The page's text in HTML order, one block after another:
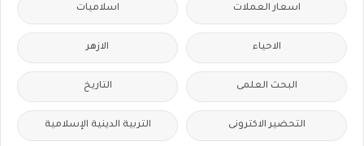
اسعار العملات اسلاميات
الاحياء الازهر
البحث العلمى التاريخ
التحضير الاكترونى التربية الدينية الإسلامية